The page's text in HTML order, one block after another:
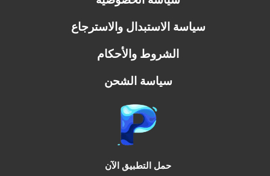
سياسة الاستبدال والاسترجاع
الشروط والأحكام
سياسة الشحن
حمل التطبيق الآن